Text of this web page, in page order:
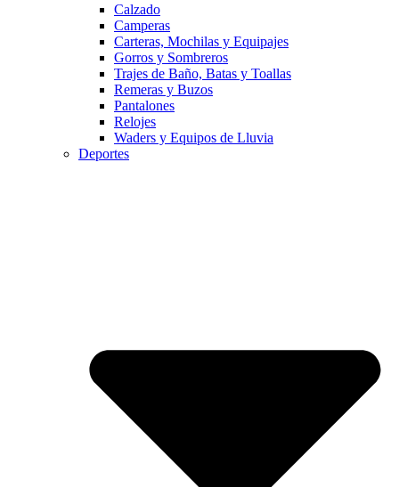
Calzado
Camperas
Carteras, Mochilas y Equipajes
Gorros y Sombreros
Trajes de Baño, Batas y Toallas
Remeras y Buzos
Pantalones
Relojes
Waders y Equipos de Lluvia
Deportes